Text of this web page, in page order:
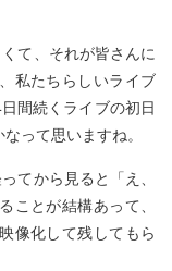
て、それが皆さんに
私たちらしいライブ
間続くライブの初日
って思いますね。
てから見ると「え、
ことが結構あって、
像化して残してもら